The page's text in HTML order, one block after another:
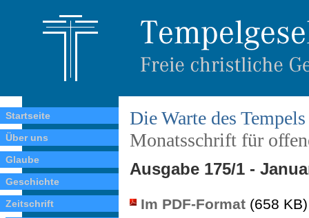
Startseite
Über uns
Glaube
Geschichte
Zeitschrift
Die Warte des Tempels
Monatsschrift für
Ausgabe 175/1 -
Im PDF-Format (658 KB)